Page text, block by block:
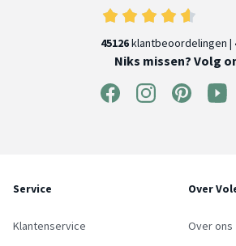
45126klantbeoordelingen |
Niks missen? Volg
Service
Klantenservice
Over
Over ons